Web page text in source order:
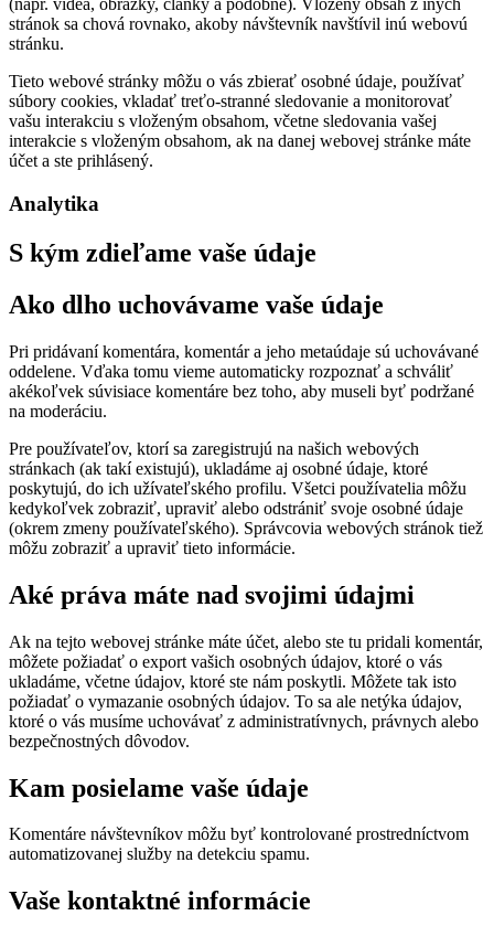
(napr. videá, obrázky, články a podobne). Vložený obsah z iných
stránok sa chová rovnako, akoby návštevník navštívil inú webovú
stránku.
Tieto webové stránky môžu o vás zbierať osobné údaje, používať
súbory cookies, vkladať treťo-stranné sledovanie a monitorovať
vašu interakciu s vloženým obsahom, včetne sledovania vašej
interakcie s vloženým obsahom, ak na danej webovej stránke máte
účet a ste prihlásený.
Analytika
S kým zdieľame vaše údaje
Ako dlho uchovávame vaše údaje
Pri pridávaní komentára, komentár a jeho metaúdaje sú uchovávané
oddelene. Vďaka tomu vieme automaticky rozpoznať a schváliť
akékoľvek súvisiace komentáre bez toho, aby museli byť podržané
na moderáciu.
Pre používateľov, ktorí sa zaregistrujú na našich webových
stránkach (ak takí existujú), ukladáme aj osobné údaje, ktoré
poskytujú, do ich užívateľského profilu. Všetci používatelia môžu
kedykoľvek zobraziť, upraviť alebo odstrániť svoje osobné údaje
(okrem zmeny používateľského). Správcovia webových stránok tiež
môžu zobraziť a upraviť tieto informácie.
Aké práva máte nad svojimi údajmi
Ak na tejto webovej stránke máte účet, alebo ste tu pridali komentár,
môžete požiadať o export vašich osobných údajov, ktoré o vás
ukladáme, včetne údajov, ktoré ste nám poskytli. Môžete tak isto
požiadať o vymazanie osobných údajov. To sa ale netýka údajov,
ktoré o vás musíme uchovávať z administratívnych, právnych alebo
bezpečnostných dôvodov.
Kam posielame vaše údaje
Komentáre návštevníkov môžu byť kontrolované prostredníctvom
automatizovanej služby na detekciu spamu.
Vaše kontaktné informácie